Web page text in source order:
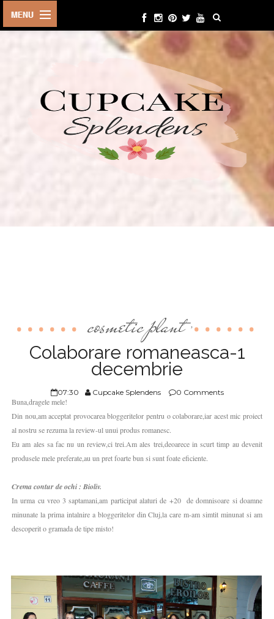
BEAUTY
CONTACT
cosmetic plant ,
Colaborare romaneasca-1
decembrie
07:30 Cupcake Splendens 0 Comments
Buna,dragele mele!
Din nou,am acceptat provocarea bloggeritelor pentru o colaborare,iar acest mic proiect
al nostru se rezuma la review-ul unui produs romanesc.
Eu am ales sa fac nu un review,ci trei.Am ales trei,deoarece in scurt timp au devenit
produsele mele preferate,au un pret foarte bun si sunt foate eficiente.
Crema contur de ochi : Bioliv.
In urma cu vreo 3 saptamani,am participat alaturi de +20 de domnisoare si doamne
minunate la prima intalnire a bloggeritelor din Cluj,la care m-am simtit minunat si am
descoperit o gramada de tipe misto!